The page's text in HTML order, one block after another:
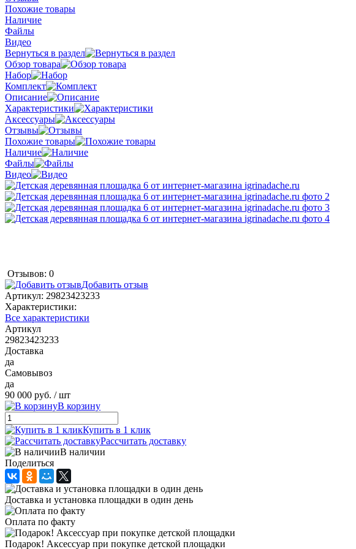
Похожие товары
Наличие
Файлы
Видео
Вернуться в раздел
Обзор товара
Набор
Комплект
Описание
Характеристики
Аксессуары
Отзывы
Похожие товары
Наличие
Файлы
Видео
Отзывов: 0
Добавить отзыв
Артикул: 29823423233
Характеристики:
Все характеристики
Артикул
29823423233
Доставка
да
Самовывоз
да
90 000 руб. / шт
В корзину
Купить в 1 клик
Рассчитать доставку
В наличии
Поделиться
Доставка и установка площадки в один день
Оплата по факту
Подарок! Аксессуар при покупке детской площадки